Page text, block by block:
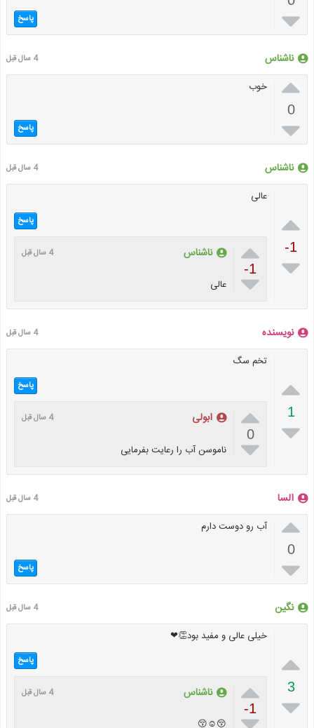
 پاسخ
ناشناس 4 سال قبل

0

خوب
پاسخ
ناشناس 4 سال قبل

-1

عالی
پاسخ

-1

ناشناس 4 سال قبل
عالی
نویسنده 4 سال قبل

1

تخم سگ
پاسخ

0

ابولی 4 سال قبل
ناموسن آب را رعایت بفرمایی
السا 4 سال قبل

0

آب رو دوست دارم
پاسخ
نگین 4 سال قبل

3

خیلی عالی و مفید بود👏❤
پاسخ

-1
ناشناس 4 سال قبل
😚☺😚